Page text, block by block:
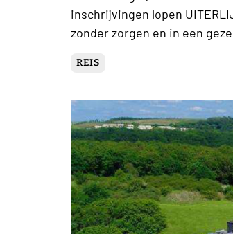
inschrijvingen lopen
zonder zorgen en in een
REIS